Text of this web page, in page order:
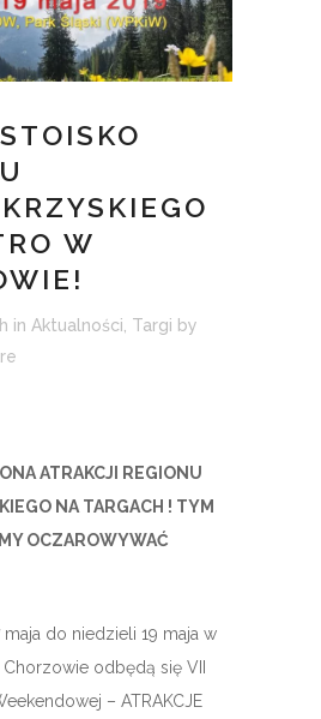
STOISKO
W
in Aktualności, Targi by
ATRAKCJI REGIONU
NA TARGACH ! TYM
OCZAROWYWAĆ
maja do niedzieli 19 maja w
odbędą się VII
– ATRAKCJE